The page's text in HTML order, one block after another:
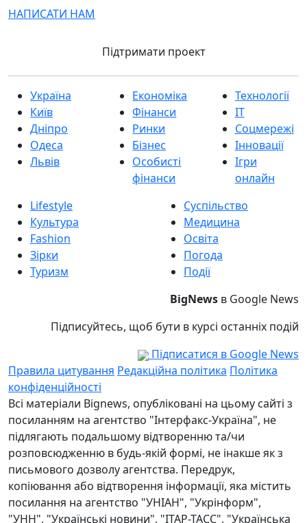
НАПИСАТИ НАМ
Підтримати проект
Україна
Київ
Дніпро
Одеса
Львів
Економіка
Фінанси
Ринки
Бізнес
Особисті
фінанси
Технології
IT
Соцмережі
Інновації
Ігри
онлайн
Lifestyle
Культура
Fashion
Зірки
Туризм
Суспільство
Медицина
Освіта
Погода
Події
BigNews в Google News
Підписуйтесь, щоб бути в курсі останніх подій
Підписатися в Google News
Правила цитування Редакційна політика Політика
конфіденційності
Всі матеріали Bignews, опубліковані на цьому сайті з
посиланням на агентство "Інтерфакс-Україна", не
підлягають подальшому відтворенню та/чи
розповсюдженню в будь-якій формі, не інакше як з
письмового дозволу агентства. Передрук,
копіювання або відтворення інформації, яка містить
посилання на агентство "УНІАН", "Укрінформ",
"УНН", "Українські новини", "ІТАР-ТАСС", "Українська